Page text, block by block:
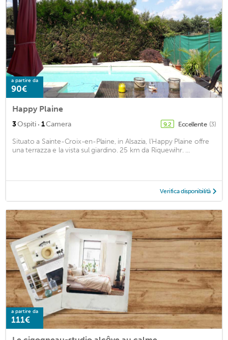
a partire da
90€
Happy Plaine
3Ospiti · 1Camera 9,2 Eccellente (3)
Situato a Sainte-Croix-en-Plaine, in Alsazia, l'Happy Plaine offre
una terrazza e la vista sul giardino. 25 km da Riquewihr. ...
Verifica disponibilità
a partire da
111€